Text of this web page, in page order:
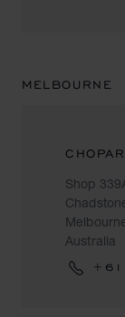
MELBOURNE
Shop
Australia